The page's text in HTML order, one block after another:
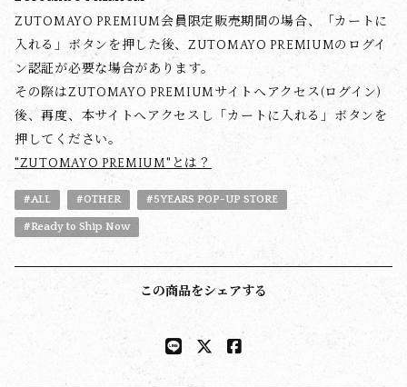
ZUTOMAYO PREMIUM会員限定販売期間の場合、「カートに
入れる」ボタンを押した後、ZUTOMAYO PREMIUMのログイ
ン認証が必要な場合があります。
その際はZUTOMAYO PREMIUMサイトへアクセス(ログイン)
後、再度、本サイトへアクセスし「カートに入れる」ボタンを
押してください。
"ZUTOMAYO PREMIUM"とは？
#ALL #OTHER #5YEARS POP-UP STORE
#Ready to Ship Now
この商品をシェアする